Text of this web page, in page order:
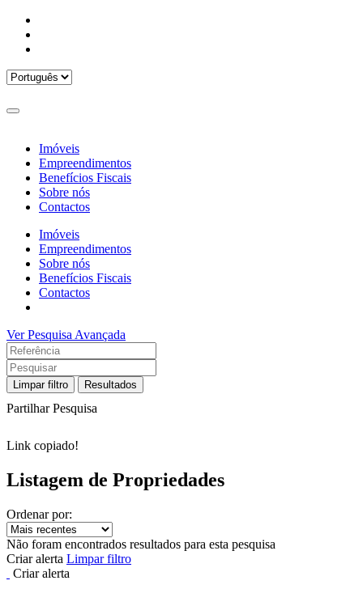
Imóveis
Empreendimentos
Benefícios Fiscais
Sobre nós
Contactos
Imóveis
Empreendimentos
Sobre nós
Benefícios Fiscais
Contactos
Ver Pesquisa Avançada
Limpar filtro Resultados
Partilhar Pesquisa
Link copiado!
Listagem de Propriedades
Ordenar por:
Não foram encontrados resultados para esta pesquisa
Criar alerta Limpar filtro
Criar alerta